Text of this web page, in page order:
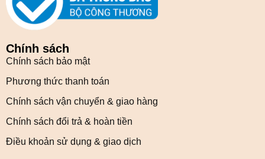
Chính sách
Chính sách bảo mật
Phương thức thanh toán
Chính sách vận chuyển & giao hàng
Chính sách đổi trả & hoàn tiền
Điều khoản sử dụng & giao dịch